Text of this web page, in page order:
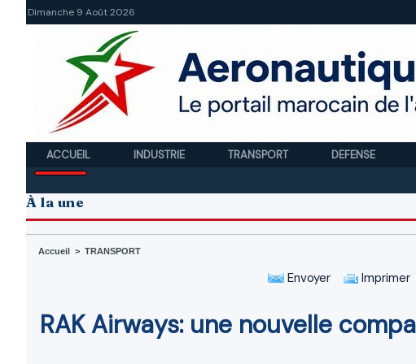
Dimanche 9 Août 2026
ACCUEIL INDUSTRIE TRANSPORT DEFENSE
À la une
Accueil > TRANSPORT
Envoyer Imprimer
RAK Airways: une nouvelle